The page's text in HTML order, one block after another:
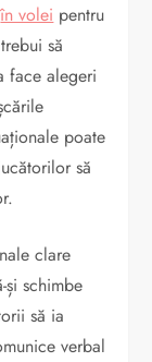
în volei pentru
să
face alegeri
poate
să
clare
și schimbe
să ia
verbal